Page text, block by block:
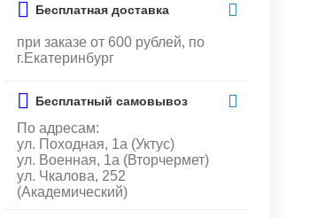
Бесплатная доставка
при заказе от 600 рублей, по
г.Екатеринбург
Бесплатный самовывоз
По адресам:
ул. Походная, 1а (Уктус)
ул. Военная, 1а (Вторчермет)
ул. Чкалова, 252
(Академический)